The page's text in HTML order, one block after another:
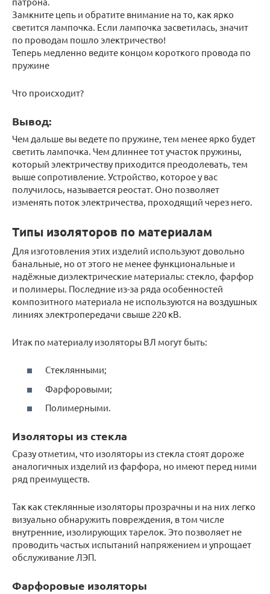
Замкните цепь и обратите внимание на то, как ярко
светится лампочка. Если лампочка засветилась, значит
по проводам пошло электричество!
Теперь медленно ведите концом короткого провода по
пружине
Что происходит?
Вывод:
Чем дальше вы ведете по пружине, тем менее ярко будет
светить лампочка. Чем длиннее тот участок пружины,
который электричеству приходится преодолевать, тем
выше сопротивление. Устройство, которое у вас
получилось, называется реостат. Оно позволяет
изменять поток электричества, проходящий через него.
Типы изоляторов по материалам
Для изготовления этих изделий используют довольно
банальные, но от этого не менее функциональные и
надёжные диэлектрические материалы: стекло, фарфор
и полимеры. Последние из-за ряда особенностей
композитного материала не используются на воздушных
линиях электропередачи свыше 220 кВ.
Итак по материалу изоляторы ВЛ могут быть:
Стеклянными;
Фарфоровыми;
Полимерными.
Изоляторы из стекла
Сразу отметим, что изоляторы из стекла стоят дороже
аналогичных изделий из фарфора, но имеют перед ними
ряд преимуществ.
Так как стеклянные изоляторы прозрачны и на них легко
визуально обнаружить повреждения, в том числе
внутренние, изолирующих тарелок. Это позволяет не
проводить частых испытаний напряжением и упрощает
обслуживание ЛЭП.
Фарфоровые изоляторы